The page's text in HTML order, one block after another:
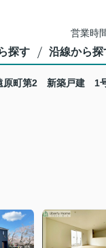
営業時
探す 沿線から探
原町第2 新築戸建 1